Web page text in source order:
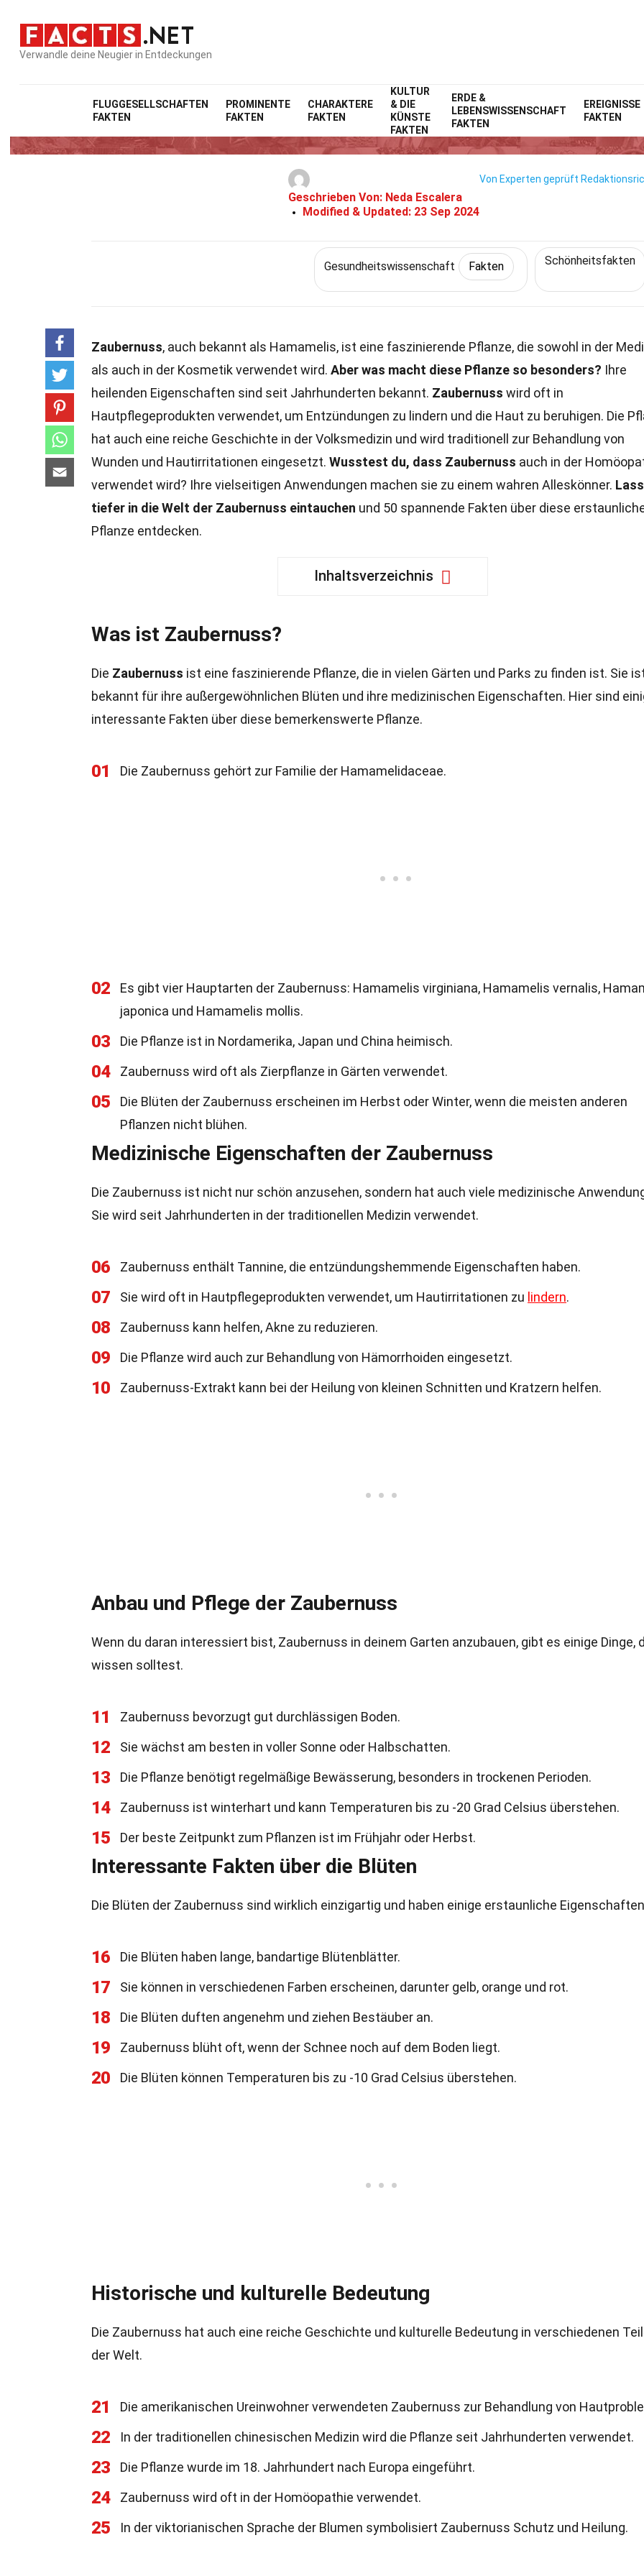
Verwandle deine Neugier in Entdeckungen
FLUGGESELLSCHAFTEN
FAKTEN
PROMINENTE
FAKTEN
CHARAKTERE
FAKTEN
KULTUR
& DIE
KÜNSTE
FAKTEN
ERDE &
LEBENSWISSENSCHAFT
FAKTEN
EREIGNISSE
FAKTEN
Home Fitness & WohlbefindenFakten Gesundheitswissenschaft
50 Fakten Über Zaubernuss
Geschrieben Von: Neda Escalera
Modified & Updated: 23 Sep 2024
Von Experten geprüft
Gesundheitswissenschaft Fakten Schönheitsfakten
Zaubernuss, auch bekannt als Hamamelis, ist eine faszinierende Pflanze, die sowohl in der
als auch in der Kosmetik verwendet wird. Aber was macht diese Pflanze so besonders? Ihre
heilenden Eigenschaften sind seit Jahrhunderten bekannt. Zaubernuss wird oft in
Hautpflegeprodukten verwendet, um Entzündungen zu lindern und die Haut zu beruhigen. Die
hat auch eine reiche Geschichte in der Volksmedizin und wird traditionell zur Behandlung von
Wunden und Hautirritationen eingesetzt. Wusstest du, dass Zaubernuss auch in der
verwendet wird? Ihre vielseitigen Anwendungen machen sie zu einem wahren Alleskönner.
tiefer in die Welt der Zaubernuss eintauchen und 50 spannende Fakten über diese
Pflanze entdecken.
Inhaltsverzeichnis
Was ist Zaubernuss?
Die Zaubernuss ist eine faszinierende Pflanze, die in vielen Gärten und Parks zu finden ist. Sie
bekannt für ihre außergewöhnlichen Blüten und ihre medizinischen Eigenschaften. Hier sind
interessante Fakten über diese bemerkenswerte Pflanze.
01 Die Zaubernuss gehört zur Familie der Hamamelidaceae.
02
Es gibt vier Hauptarten der Zaubernuss: Hamamelis virginiana, Hamamelis vernalis,
japonica und Hamamelis mollis.
03 Die Pflanze ist in Nordamerika, Japan und China heimisch.
04 Zaubernuss wird oft als Zierpflanze in Gärten verwendet.
05
Die Blüten der Zaubernuss erscheinen im Herbst oder Winter, wenn die meisten anderen
Pflanzen nicht blühen.
Medizinische Eigenschaften der Zaubernuss
Die Zaubernuss ist nicht nur schön anzusehen, sondern hat auch viele medizinische
Sie wird seit Jahrhunderten in der traditionellen Medizin verwendet.
06 Zaubernuss enthält Tannine, die entzündungshemmende Eigenschaften haben.
07 Sie wird oft in Hautpflegeprodukten verwendet, um Hautirritationen zu lindern.
08 Zaubernuss kann helfen, Akne zu reduzieren.
09 Die Pflanze wird auch zur Behandlung von Hämorrhoiden eingesetzt.
10 Zaubernuss-Extrakt kann bei der Heilung von kleinen Schnitten und Kratzern helfen.
Anbau und Pflege der Zaubernuss
Wenn du daran interessiert bist, Zaubernuss in deinem Garten anzubauen, gibt es einige Dinge,
wissen solltest.
11 Zaubernuss bevorzugt gut durchlässigen Boden.
12 Sie wächst am besten in voller Sonne oder Halbschatten.
13 Die Pflanze benötigt regelmäßige Bewässerung, besonders in trockenen Perioden.
14 Zaubernuss ist winterhart und kann Temperaturen bis zu -20 Grad Celsius überstehen.
15 Der beste Zeitpunkt zum Pflanzen ist im Frühjahr oder Herbst.
Interessante Fakten über die Blüten
Die Blüten der Zaubernuss sind wirklich einzigartig und haben einige erstaunliche
16 Die Blüten haben lange, bandartige Blütenblätter.
17 Sie können in verschiedenen Farben erscheinen, darunter gelb, orange und rot.
18 Die Blüten duften angenehm und ziehen Bestäuber an.
19 Zaubernuss blüht oft, wenn der Schnee noch auf dem Boden liegt.
20 Die Blüten können Temperaturen bis zu -10 Grad Celsius überstehen.
Historische und kulturelle Bedeutung
Die Zaubernuss hat auch eine reiche Geschichte und kulturelle Bedeutung in verschiedenen
der Welt.
21 Die amerikanischen Ureinwohner verwendeten Zaubernuss zur Behandlung von
22 In der traditionellen chinesischen Medizin wird die Pflanze seit Jahrhunderten verwendet.
23 Die Pflanze wurde im 18. Jahrhundert nach Europa eingeführt.
24 Zaubernuss wird oft in der Homöopathie verwendet.
25 In der viktorianischen Sprache der Blumen symbolisiert Zaubernuss Schutz und Heilung.